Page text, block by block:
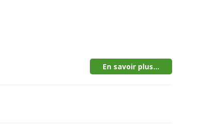
En savoir plus...